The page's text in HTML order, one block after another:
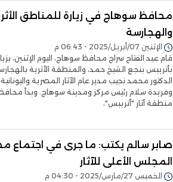
محافظ سوهاج في زيارة للمناطق
والهجارسة
الإثنين 07/أبريل/2025 - 06:43 م
قام عبد الفتاح سراج محافظ سوهاج، اليوم الإثنين،
بأتريبس بنجع الشيخ حمد، والمنطقة الأثرية
الدكتور محمد نجيب مدير عام الآثار المصرية
وفريدة سلام رئيس مركز ومدينة سوهاج. وبدأ محافظ
منطقة آثار "أتريبس"،
صابر سالم يكتب: ما جرى في اجتماع
المجلس الأعلى للآثار
الخميس 27/مارس/2025 - 04:30 م